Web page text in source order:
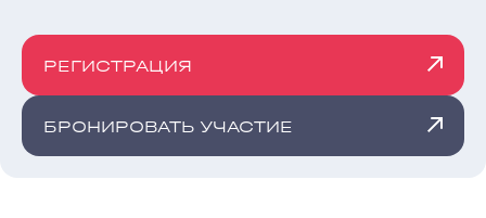
РЕГИСТРАЦИЯ
БРОНИРОВАТЬ УЧАСТИЕ